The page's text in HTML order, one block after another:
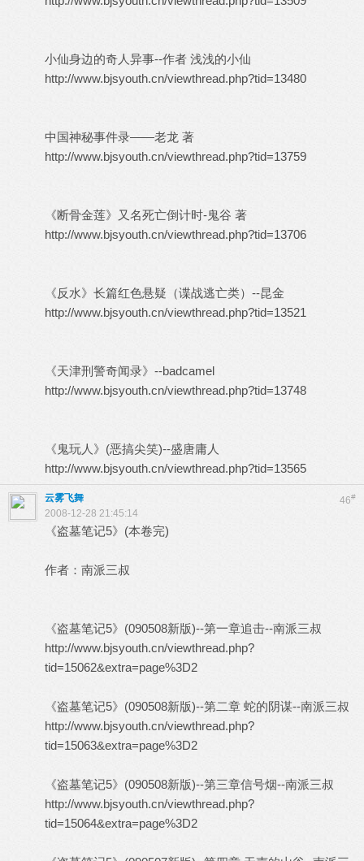
小仙身边的奇人异事--作者 浅浅的小仙
http://www.bjsyouth.cn/viewthread.php?tid=13480
中国神秘事件录——老龙 著
http://www.bjsyouth.cn/viewthread.php?tid=13759
《断骨金莲》又名死亡倒计时-鬼谷 著
http://www.bjsyouth.cn/viewthread.php?tid=13706
《反水》长篇红色悬疑（谍战逃亡类）--昆金
http://www.bjsyouth.cn/viewthread.php?tid=13521
《天津刑警奇闻录》--badcamel
http://www.bjsyouth.cn/viewthread.php?tid=13748
《鬼玩人》(恶搞尖笑)--盛唐庸人
http://www.bjsyouth.cn/viewthread.php?tid=13565
46#
云雾飞舞
2008-12-28 21:45:14
《盗墓笔记5》(本卷完)
作者：南派三叔
《盗墓笔记5》(090508新版)--第一章追击--南派三叔
http://www.bjsyouth.cn/viewthread.php?
tid=15062&extra=page%3D2
《盗墓笔记5》(090508新版)--第二章 蛇的阴谋--南派三叔
http://www.bjsyouth.cn/viewthread.php?
tid=15063&extra=page%3D2
《盗墓笔记5》(090508新版)--第三章信号烟--南派三叔
http://www.bjsyouth.cn/viewthread.php?
tid=15064&extra=page%3D2